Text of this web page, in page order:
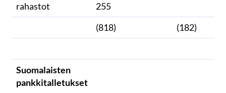
rahastot
255
(818) (182)
Suomalaisten
pankkitalletukset